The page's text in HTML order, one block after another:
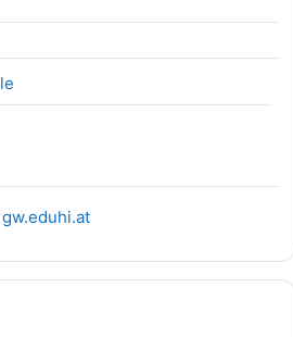
Link/URL
Link/URL